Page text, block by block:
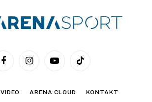
FacebookInstagramYouTubeTikTok
VIDEO ARENA CLOUD KONTAKT